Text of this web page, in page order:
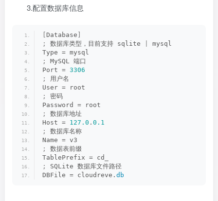
3.配置数据库信息
[ Database ]
;
数据库类型，目前支持 sqlite
mysql
Type = mysql
;
MySQL 端口
Port = 3306
;
用户名
User = root
;
密码
Password = root
;
数据库地址
Host = 127.0 . 0.1
;
数据库名称
Name = v3
;
数据表前缀
TablePrefix = cd_
;
SQLite 数据库文件路径
DBFile = cloudreve. db